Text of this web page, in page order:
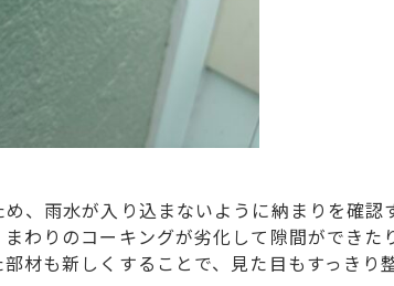
、雨水が入り込まないように納まりを確認
わりのコーキングが劣化して隙間ができた
材も新しくすることで、見た目もすっきり整